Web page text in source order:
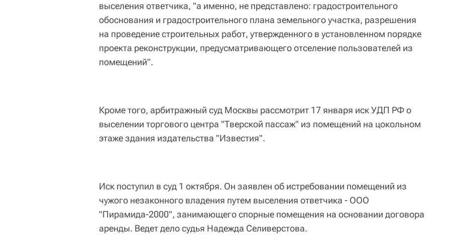
выселения ответчика, "а именно, не представлено: градостроительного
обоснования и градостроительного плана земельного участка, разрешения
на проведение строительных работ, утвержденного в установленном порядке
проекта реконструкции, предусматривающего отселение пользователей из
помещений".
Кроме того, арбитражный суд Москвы рассмотрит 17 января иск УДП РФ о
выселении торгового центра "Тверской пассаж" из помещений на цокольном
этаже здания издательства "Известия".
Иск поступил в суд 1 октября. Он заявлен об истребовании помещений из
чужого незаконного владения путем выселения ответчика - ООО
"Пирамида-2000", занимающего спорные помещения на основании договора
аренды. Ведет дело судья Надежда Селиверстова.